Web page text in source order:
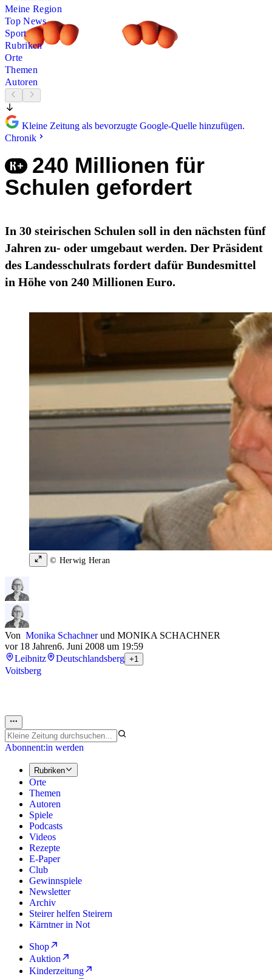
Meine Region
Top News
Sport
Rubriken
Orte
Themen
Autoren
Kleine Zeitung als bevorzugte Google-Quelle hinzufügen.
Chronik
240 Millionen für
Schulen gefordert
In 30 steirischen Schulen soll in den nächsten fünf
Jahren zu- oder umgebaut werden. Der Präsident
des Landesschulrats fordert dafür Bundesmittel
in Höhe von 240 Millionen Euro.
© Herwig Heran
Von Monika Schachnerund MONIKA SCHACHNER
vor 18 Jahren6. Juni 2008 um 19:59
Leibnitz
Deutschlandsberg +1
Voitsberg
Abonnent:in werden
Rubriken
Orte
Themen
Autoren
Spiele
Podcasts
Videos
Rezepte
E-Paper
Club
Gewinnspiele
Newsletter
Archiv
Steirer helfen Steirern
Kärntner in Not
Shop
Auktion
Kinderzeitung